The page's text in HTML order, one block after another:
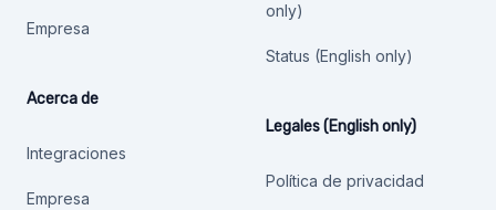
Empresa
Acerca de
Integraciones
Empresa
only)
Status (English only)
Legales (English only)
Política de privacidad